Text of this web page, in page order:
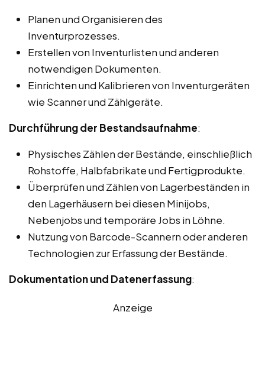
Planen und Organisieren des
Inventurprozesses.
Erstellen von Inventurlisten und anderen
notwendigen Dokumenten.
Einrichten und Kalibrieren von Inventurgeräten
wie Scanner und Zählgeräte.
Durchführung der Bestandsaufnahme:
Physisches Zählen der Bestände, einschließlich
Rohstoffe, Halbfabrikate und Fertigprodukte.
Überprüfen und Zählen von Lagerbeständen in
den Lagerhäusern bei diesen Minijobs,
Nebenjobs und temporäre Jobs in Löhne.
Nutzung von Barcode-Scannern oder anderen
Technologien zur Erfassung der Bestände.
Dokumentation und Datenerfassung:
Anzeige